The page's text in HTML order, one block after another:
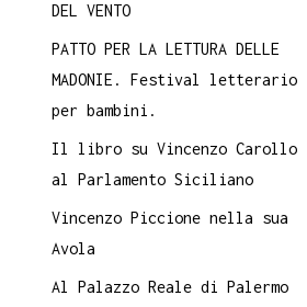
DEL VENTO
PATTO PER LA LETTURA DELLE
MADONIE. Festival letterario
per bambini.
Il libro su Vincenzo Carollo
al Parlamento Siciliano
Vincenzo Piccione nella sua
Avola
Al Palazzo Reale di Palermo